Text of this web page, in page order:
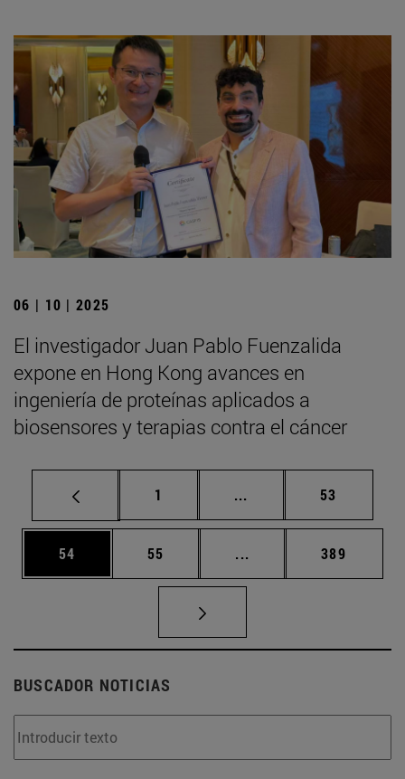
06 | 10 | 2025
El investigador Juan Pablo Fuenzalida
expone en Hong Kong avances en
ingeniería de proteínas aplicados a
biosensores y terapias contra el cáncer
Página
1 ... Páginas intermedias
Página
53
Página
54 Página
55 ... Páginas intermedias
Página
389
BUSCADOR NOTICIAS